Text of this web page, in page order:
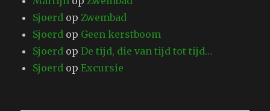
Sjoerd op Zwembad
Sjoerd op Geen kerstboom
Sjoerd opDe tijd, die van tijd tot tijd…
Sjoerd opExcursie